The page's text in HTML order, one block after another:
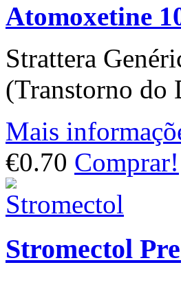
Atomoxetine
Strattera
(Transtorno do
Mais
€0.70 Comprar!
Stromectol